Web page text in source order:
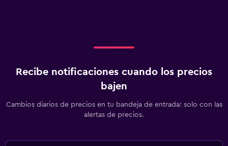
Recibe notificaciones cuando los precios
bajen
Cambios diarios de precios en tu bandeja de entrada: solo con las
alertas de precios.